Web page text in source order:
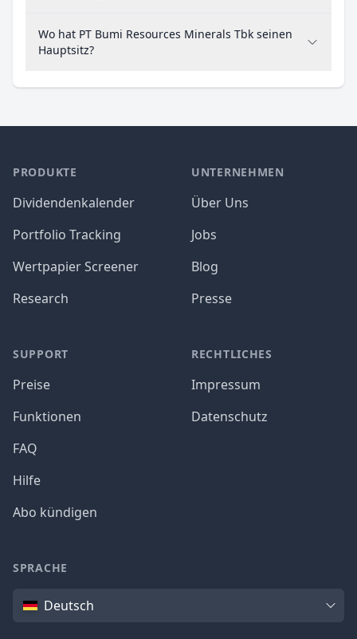
Wo hat PT Bumi Resources Minerals Tbk seinen
Hauptsitz?
PRODUKTE
Dividendenkalender
Portfolio Tracking
Wertpapier Screener
Research
SUPPORT
Preise
Funktionen
FAQ
Hilfe
Abo kündigen
UNTERNEHMEN
Über Uns
Jobs
Blog
Presse
RECHTLICHES
Impressum
Datenschutz
SPRACHE
SpracheDeutsch